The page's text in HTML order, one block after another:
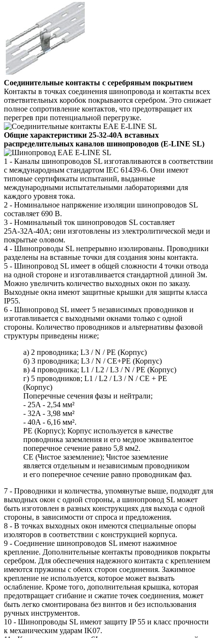
Соединительные контакты с серебряным покрытием
Контакты в точках соединения шинопровода и контакты всех
ответвительных коробок покрываются серебром. Это снижает
полное сопротивление контактов, что предотвращает их
перегрев при потенциальной перегрузке.
Общие характеристики 25-32-40А вставных
распределительных каналов шинопроводов (E-LINE SL)
1 - Каналы шинопроводов SL изготавливаются в соответствии
с международным стандартом IEC 61439-6. Они имеют
типовые сертификаты испытаний, выданные
международными испытательными лабораториями для
каждого уровня тока.
2 - Номинальное напряжение изоляции шинопроводов SL
составляет 690 В.
3 - Номинальный ток шинопроводов SL составляет
25А-32А-40А; они изготовлены из электролитической меди и
покрытые оловом.
4 - Шинопроводы SL непрерывно изолированы. Проводники
разделены на вставные точки для создания зоны контакта.
5 - Шинопровод SL имеет в общей сложности 4 точки отвода
на одной стороне и изготавливается стандартной длиной 3м.
Можно увеличить количество выходных окон по заказу.
Выходные окна имеют защитные крышки для защиты класса
IP55.
6 - Шинопровод SL имеет 5 независимых проводников и
изготавливается с выходными окнами только с одной
стороны. Количество проводников и альтернативы фазовой
структуры приведены ниже;
а) 2 проводника; L3 / N / PE (Корпус)
б) 3 проводника; L3 / N / СЕ+PE (Корпус)
в) 4 проводника; L1 / L2 / L3 / N / PE (Корпус)
г) 5 проводников; L1 / L2 / L3 / N / CE + PE
(Корпус)
Поперечные сечения фазы и нейтрали;
- 25A - 2,54 мм²
- 32A - 3,98 мм²
- 40A - 6,16 мм².
РЕ (Корпус); Корпус используется в качестве
проводника заземления и его медное эквивалентое
поперечное сечение равно 5,8 мм2.
СЕ (Чистое заземление); Чистое заземление
является отдельным и независимым проводником
и его поперечное сечение равно проводникам фаз.
7 - Проводники и количества, упомянутые выше, подходят для
выходных окон с одной стороны, а шинопровод SL может
быть изготовлен в разных конструкциях для выхода с одной
стороны, в зависимости от спроса и предложения.
8 - В точках выходных окон имеются специальные опоры
изоляторов в соответствии с конструкцией корпуса.
9 - Соединение шинопроводов SL имеют нажимное
крепление. Дополнительные контакты проводников покрыты
серебром. Для обеспечения надежного контакта с креплением
имеются пружины с обеих сторон соединения. Зажимное
крепление не используется, которое может вызвать
ослабление. Кроме того, дополнительная крышка, которая
предотвращает сгибание и сжатие точек соединения, может
быть легко смонтирована без винтов и без использования
ручных инструментов.
10 - Шинопроводы SL имеют защиту IP 55 и класс прочности
к механическим ударам IK07.